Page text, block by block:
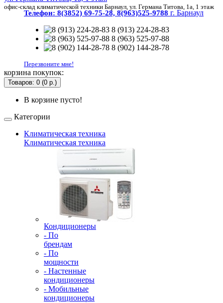
офис-склад климатической техники Барнаул, ул. Германа Титова, 1а, 1 этаж
Телефон: 8(3852) 69-75-28, 8(963)525-9788 г. Барнаул
8 (913) 224-28-83
8 (963) 525-97-88
8 (902) 144-28-78
Перезвоните мне!
корзина покупок:
Товаров: 0 (0 р.)
В корзине пусто!
Категории
Климатическая техника
Климатическая техника
Кондиционеры
- По
брендам
- По
мощности
- Настенные
кондиционеры
- Мобильные
кондиционеры